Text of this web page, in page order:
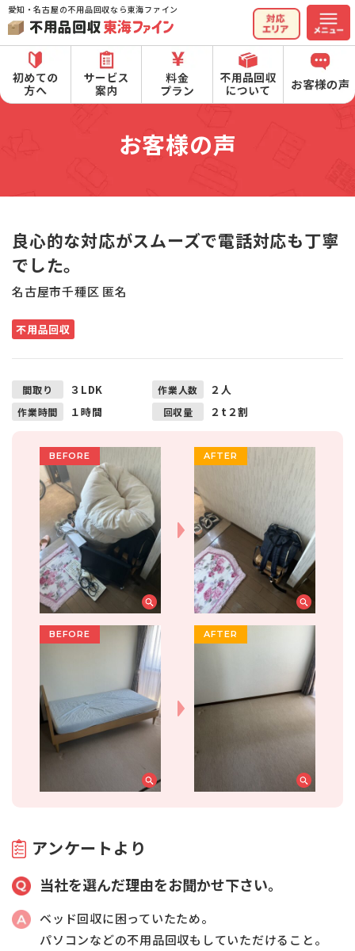
愛知・名古屋の不用品回収なら東海ファイン
お客様の声
良心的な対応がスムーズで電話対応も丁寧
でした。
名古屋市千種区 匿名
不用品回収
間取り ３LDK 作業人数 ２人
作業時間 １時間 回収量 ２t２割
アンケートより
当社を選んだ理由をお聞かせ下さい。
ベッド回収に困っていたため。
パソコンなどの不用品回収もしていただけること。